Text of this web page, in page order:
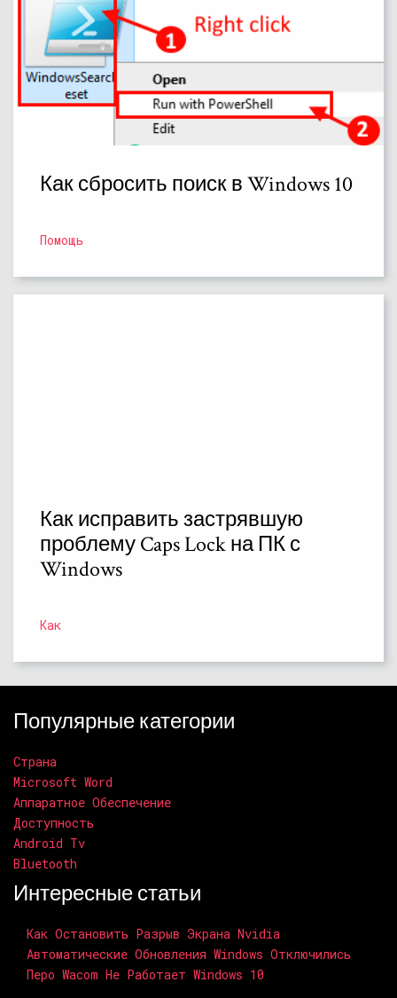
Как сбросить поиск в Windows 10
Помощь
Как исправить застрявшую
проблему Caps Lock на ПК с
Windows
Как
Популярные категории
Страна
Microsoft Word
Аппаратное Обеспечение
Доступность
Android Tv
Bluetooth
Интересные статьи
Как Остановить Разрыв Экрана Nvidia
Автоматические Обновления Windows Отключились
Перо Wacom Не Работает Windows 10